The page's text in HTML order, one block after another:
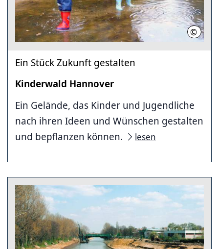
©
Ein Stück Zukunft gestalten
Kinderwald Hannover
Ein Gelände, das Kinder und Jugendliche
nach ihren Ideen und Wünschen gestalten
und bepflanzen können.
lesen